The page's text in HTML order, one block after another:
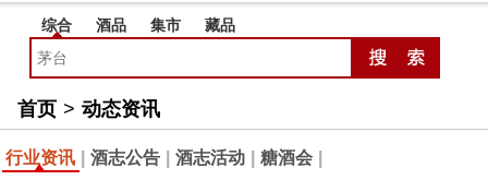
综合 酒品 集市 藏品
首页 > 动态资讯
行业资讯 酒志公告 酒志活动 糖酒会